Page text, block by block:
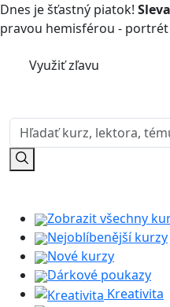
Dnes je šťastný piatok!
pravou hemisférou -
Využiť zľavu
Zobrazit všechny
Nejoblíbenější kurzy
Nové kurzy
Dárkové poukazy
Kreativita